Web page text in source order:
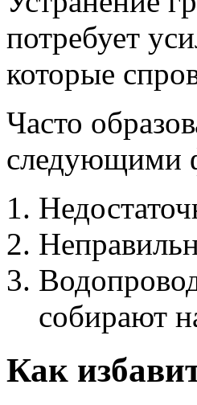
потребует
которые
Часто
следующими
собирают
Как